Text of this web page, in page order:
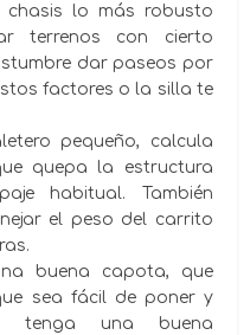
lo más robusto
terrenos con cierto
dar paseos por
factores o la silla te
pequeño, calcula
quepa la estructura
habitual. También
el peso del carrito
buena capota, que
sea fácil de poner y
tenga una buena